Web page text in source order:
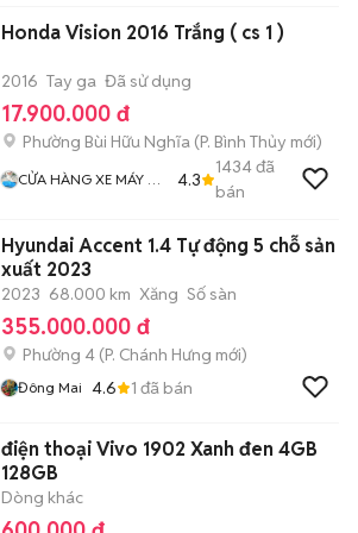
Honda Vision 2016 Trắng ( cs 1 )
2016 Tay ga Đã sử dụng
17.900.000 đ
Phường Bùi Hữu Nghĩa (P. Bình Thủy mới)
CỬA HÀNG XE MÁY VŨ
4.3
1434đã
bán
Hyundai Accent 1.4 Tự động 5 chỗ sản
xuất 2023
2023 68.000 km Xăng Số sàn
355.000.000 đ
Phường 4 (P. Chánh Hưng mới)
Đông Mai 4.6 1 đã bán
điện thoại Vivo 1902 Xanh đen 4GB
128GB
Dòng khác